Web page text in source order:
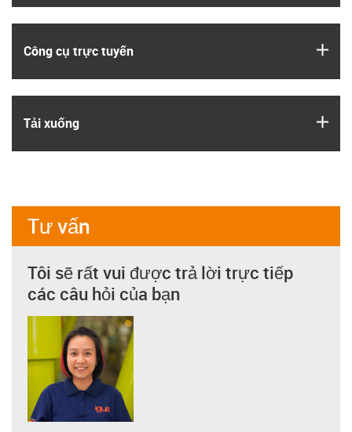
Công cụ trực tuyến
Tải xuống
Tư vấn
Tôi sẽ rất vui được trả lời trực tiếp
các câu hỏi của bạn